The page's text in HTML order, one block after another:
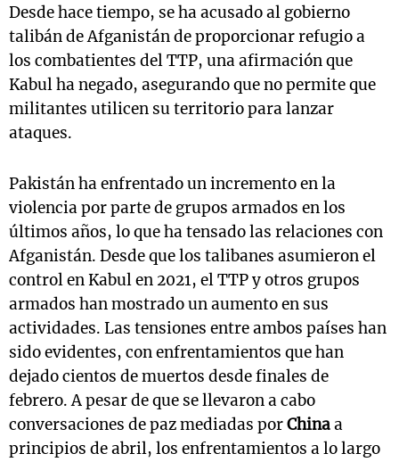
Desde hace tiempo, se ha acusado al gobierno
talibán de Afganistán de proporcionar refugio a
los combatientes del TTP, una afirmación que
Kabul ha negado, asegurando que no permite que
militantes utilicen su territorio para lanzar
ataques.
Pakistán ha enfrentado un incremento en la
violencia por parte de grupos armados en los
últimos años, lo que ha tensado las relaciones con
Afganistán. Desde que los talibanes asumieron el
control en Kabul en 2021, el TTP y otros grupos
armados han mostrado un aumento en sus
actividades. Las tensiones entre ambos países han
sido evidentes, con enfrentamientos que han
dejado cientos de muertos desde finales de
febrero. A pesar de que se llevaron a cabo
conversaciones de paz mediadas porChinaa
principios de abril, los enfrentamientos a lo largo